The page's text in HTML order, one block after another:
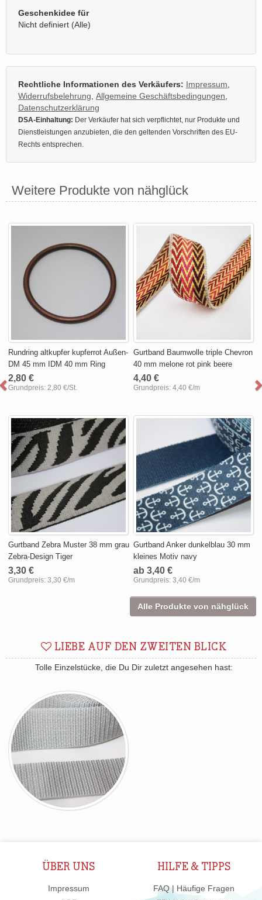
Geschenkidee für
Nicht definiert (Alle)
Rechtliche Informationen des Verkäufers: Impressum
Widerrufsbelehrung Allgemeine Geschäftsbedingungen
Datenschutzerklärung
DSA-Einhaltung: Der Verkäufer hat sich verpflichtet, nur Produkte und
Dienstleistungen anzubieten, die den geltenden Vorschriften des EU-
Rechts entsprechen.
Weitere Produkte von nähglück
Rundring altkupfer kupferrot Außen-
DM 45 mm IDM 40 mm Ring
2,80 €
Grundpreis:2,80 €/St.
Gurtband Baumwolle triple Chevron
40 mm melone rot pink beere
4,40 €
Grundpreis:4,40 €/m
Gurtband Zebra Muster 38 mm grau
Zebra-Design Tiger
3,30 €
Grundpreis:3,30 €/m
Gurtband Anker dunkelblau 30 mm
kleines Motiv navy
ab 3,40 €
Grundpreis:3,40 €/m
Alle Produkte von nähglück
LIEBE AUF DEN ZWEITEN BLICK
Tolle Einzelstücke, die Du Dir zuletzt angesehen hast:
ÜBER UNS
Impressum
HILFE & TIPPS
FAQ | Häufige Fragen